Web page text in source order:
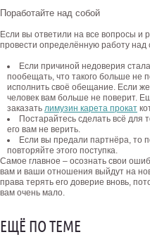
Поработайте над собой
Если вы ответили на все вопросы и
провести определённую работу над
Если причиной недоверия
пообещать, что такого больше не
исполнить своё обещание. Если
человек вам больше не поверит.
заказать лимузин карета прокат
Постарайтесь сделать всё
его вам не верить.
Если вы предали партнёра, то
повторяйте этого поступка.
Самое главное – осознать свои
вам и ваши отношения выйдут на
права терять его доверие вновь,
вам очень мало.
ЕЩЁ ПО ТЕМЕ